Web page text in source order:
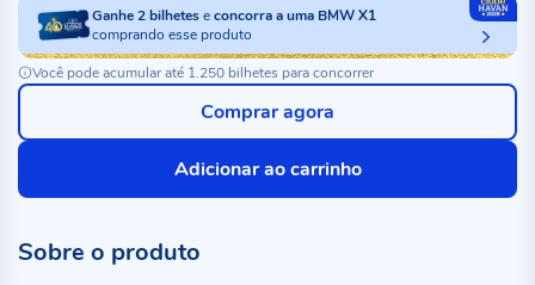
Ganhe2bilheteseconcorra a uma BMW X1
comprando esse produto
Você pode acumular até 1.250 bilhetes para concorrer
Adicionar ao carrinho
Comprar agora
Sobre o produto